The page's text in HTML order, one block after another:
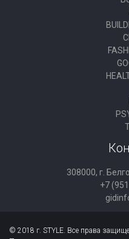
308000, г.
+7
© 2018 г. STYLE. Все права